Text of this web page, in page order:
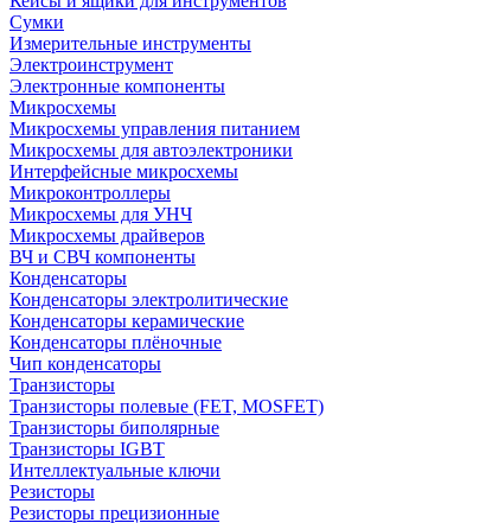
Сумки
Измерительные инструменты
Электроинструмент
Электронные компоненты
Микросхемы
Микросхемы управления питанием
Микросхемы для автоэлектроники
Интерфейсные микросхемы
Микроконтроллеры
Микросхемы для УНЧ
Микросхемы драйверов
ВЧ и СВЧ компоненты
Конденсаторы
Конденсаторы электролитические
Конденсаторы керамические
Конденсаторы плёночные
Чип конденсаторы
Транзисторы
Транзисторы полевые (FET, MOSFET)
Транзисторы биполярные
Транзисторы IGBT
Интеллектуальные ключи
Резисторы
Резисторы прецизионные